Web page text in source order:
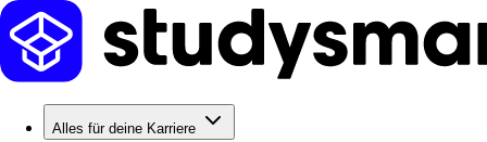
Alles für deine Karriere